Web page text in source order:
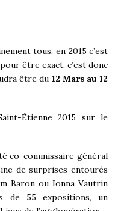
tous, en 2015 c’est
être exact, c’est donc
être du 12 Mars au 12
Étienne 2015 sur le
co-commissaire général
de surprises entourés
Baron ouIonna Vautrin
de 55 expositions, un